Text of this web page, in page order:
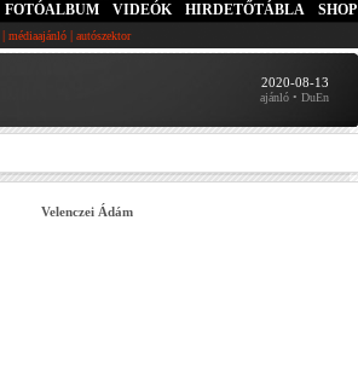
FOTÓALBUM VIDEÓK HIRDETŐTÁBLA SHOP
| médiaajánló | autószektor
2020-08-13
ajánló • DuEn
Velenczei Ádám